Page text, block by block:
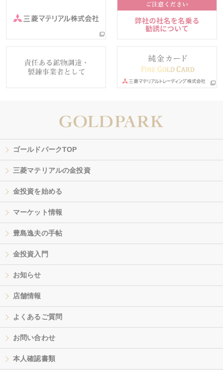
ゴールドパークTOP
三菱マテリアルの金投資
金投資を始める
マーケット情報
豊島逸夫の手帖
金投資入門
お知らせ
店舗情報
よくあるご質問
お問い合わせ
本人確認書類